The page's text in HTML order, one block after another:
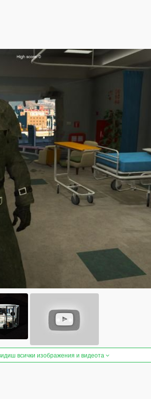
всички изображения и видеота